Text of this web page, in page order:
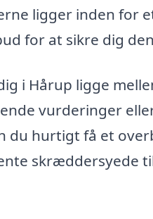
ligger inden for
for at sikre dig
i Hårup ligge
vurderinger
du hurtigt få et
skræddersyede